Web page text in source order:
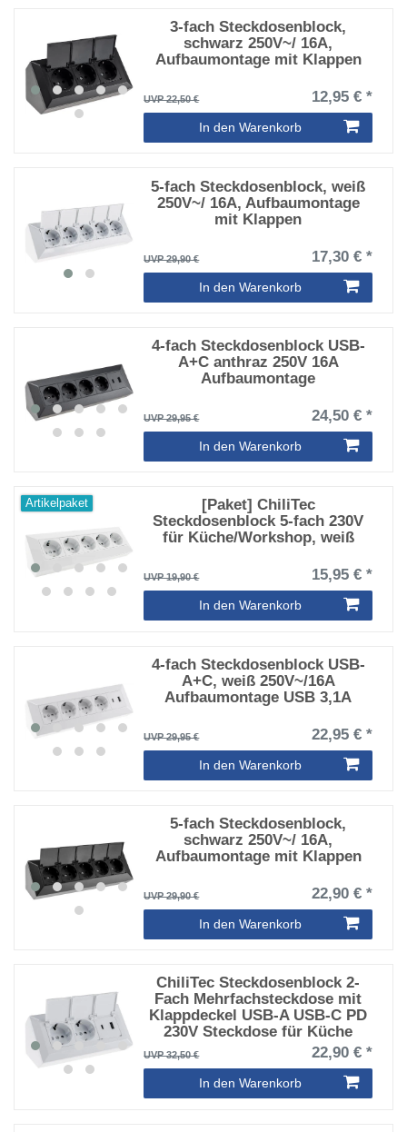
3-fach Steckdosenblock,
schwarz 250V~/ 16A,
Aufbaumontage mit Klappen
UVP 22,50 € 12,95 € *
In den Warenkorb
5-fach Steckdosenblock, weiß
250V~/ 16A, Aufbaumontage
mit Klappen
UVP 29,90 € 17,30 € *
In den Warenkorb
4-fach Steckdosenblock USB-
A+C anthraz 250V 16A
Aufbaumontage
UVP 29,95 € 24,50 € *
In den Warenkorb
Artikelpaket
[Paket] ChiliTec
Steckdosenblock 5-fach 230V
für Küche/Workshop, weiß
UVP 19,90 € 15,95 € *
In den Warenkorb
4-fach Steckdosenblock USB-
A+C, weiß 250V~/16A
Aufbaumontage USB 3,1A
UVP 29,95 € 22,95 € *
In den Warenkorb
5-fach Steckdosenblock,
schwarz 250V~/ 16A,
Aufbaumontage mit Klappen
UVP 29,90 € 22,90 € *
In den Warenkorb
ChiliTec Steckdosenblock 2-
Fach Mehrfachsteckdose mit
Klappdeckel USB-A USB-C PD
230V Steckdose für Küche
Büro Werkstatt Weiß
UVP 32,50 € 22,90 € *
In den Warenkorb